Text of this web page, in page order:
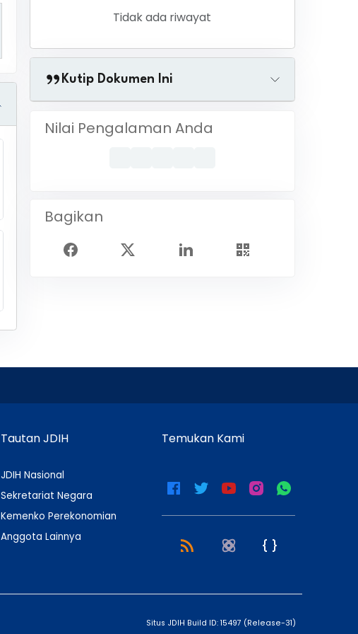
Tidak ada riwayat
Kutip Dokumen Ini
Nilai Pengalaman Anda
Bagikan
Tautan JDIH
JDIH Nasional
Sekretariat Negara
Kemenko Perekonomian
Anggota Lainnya
Temukan Kami
Situs JDIH Build ID: 15497 (Release-31)